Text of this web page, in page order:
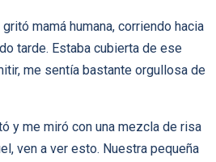
gritó mamá humana, corriendo hacia
tarde. Estaba cubierta de ese
me sentía bastante orgullosa de
y me miró con una mezcla de risa
ven a ver esto. Nuestra pequeña